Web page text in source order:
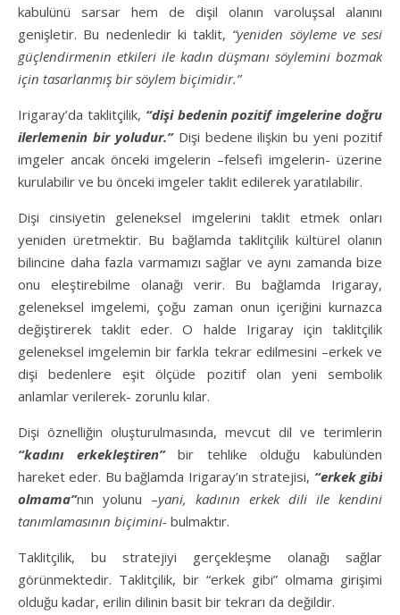
kabulünü sarsar hem de dişil olanın varoluşsal alanını
genişletir. Bu nedenledir ki taklit, “yeniden söyleme ve sesi
güçlendirmenin etkileri ile kadın düşmanı söylemini bozmak
için tasarlanmış bir söylem biçimidir.”
Irigaray’da taklitçilik, “dişi bedenin pozitif imgelerine doğru
ilerlemenin bir yoludur.”Dişi bedene ilişkin bu yeni pozitif
imgeler ancak önceki imgelerin –felsefi imgelerin- üzerine
kurulabilir ve bu önceki imgeler taklit edilerek yaratılabilir.
Dişi cinsiyetin geleneksel imgelerini taklit etmek onları
yeniden üretmektir. Bu bağlamda taklitçilik kültürel olanın
bilincine daha fazla varmamızı sağlar ve aynı zamanda bize
onu eleştirebilme olanağı verir. Bu bağlamda Irigaray,
geleneksel imgelemi, çoğu zaman onun içeriğini kurnazca
değiştirerek taklit eder. O halde Irigaray için taklitçilik
geleneksel imgelemin bir farkla tekrar edilmesini –erkek ve
dişi bedenlere eşit ölçüde pozitif olan yeni sembolik
anlamlar verilerek- zorunlu kılar.
Dişi öznelliğin oluşturulmasında, mevcut dil ve terimlerin
“kadını erkekleştiren”bir tehlike olduğu kabulünden
hareket eder. Bu bağlamda Irigaray’ın stratejisi, “erkek gibi
olmama”nın yolunu –yani, kadının erkek dili ile kendini
tanımlamasının biçimini- bulmaktır.
Taklitçilik, bu stratejiyi gerçekleşme olanağı sağlar
görünmektedir. Taklitçilik, bir “erkek gibi” olmama girişimi
olduğu kadar, erilin dilinin basit bir tekrarı da değildir.